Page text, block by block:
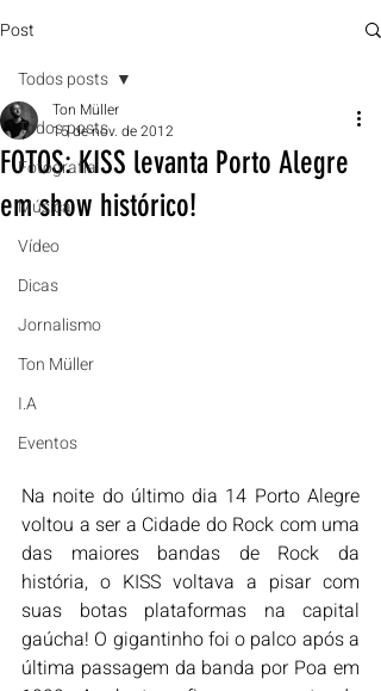
Post
Todos posts
Fotografia
Música
Vídeo
Dicas
Jornalismo
Ton Müller
I.A
Eventos
Todos posts
FOTOS: KISS levanta Porto Alegre
em show histórico!
Ton Müller
15 de nov. de 2012
Na noite do último dia 14 Porto Alegre
voltou a ser a Cidade do Rock com uma
das maiores bandas de Rock da
história, o KISS voltava a pisar com
suas botas plataformas na capital
gaúcha! O gigantinho foi o palco após a
última passagem da banda por Poa em